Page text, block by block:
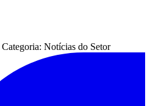
Categoria: Notícias do Setor